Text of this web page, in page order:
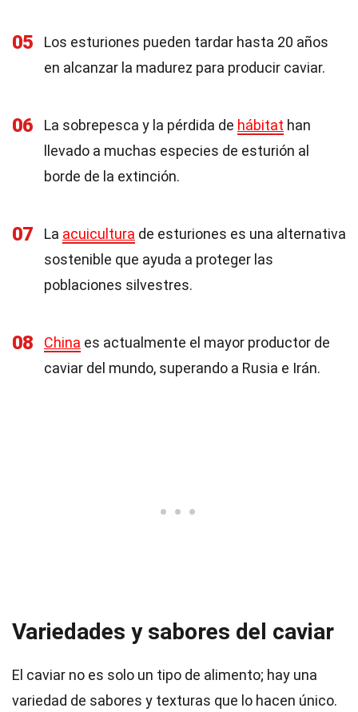
05
Los esturiones pueden tardar hasta 20 años
en alcanzar la madurez para producir caviar.
06 La sobrepesca y la pérdida de hábitat han
llevado a muchas especies de esturión al
borde de la extinción.
07 La acuicultura de esturiones es una alternativa
sostenible que ayuda a proteger las
poblaciones silvestres.
08 China es actualmente el mayor productor de
caviar del mundo, superando a Rusia e Irán.
Variedades y sabores del caviar
El caviar no es solo un tipo de alimento; hay una
variedad de sabores y texturas que lo hacen único.